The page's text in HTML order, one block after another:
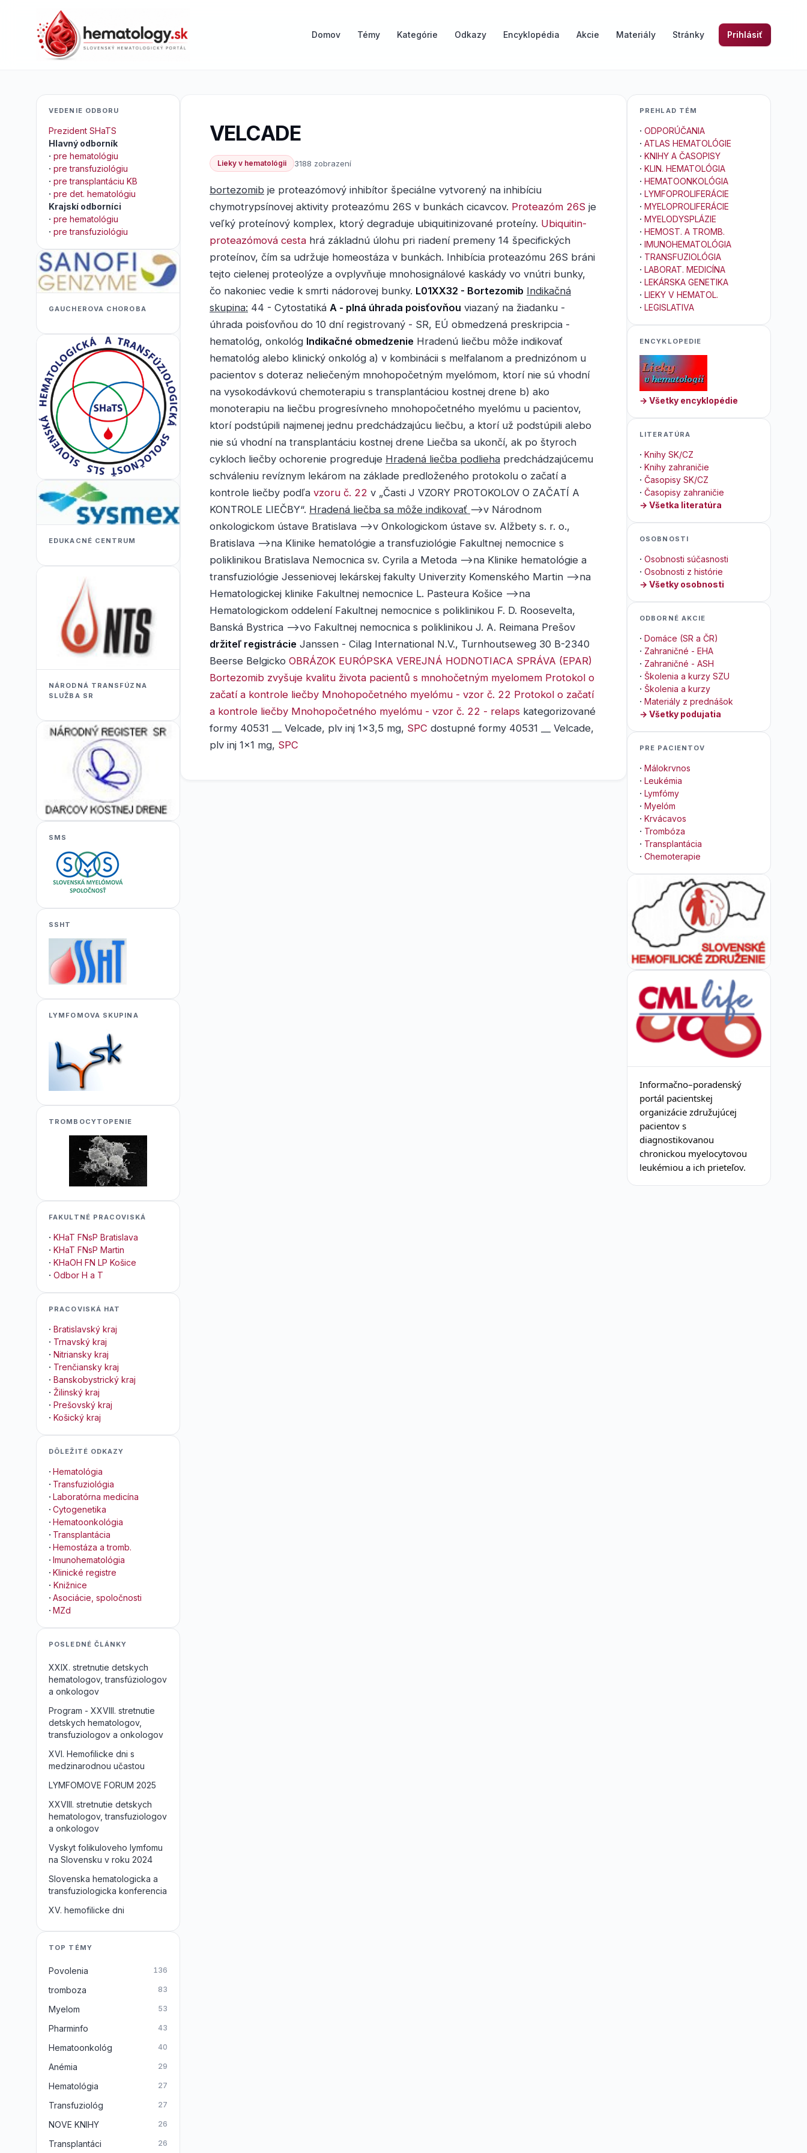
Domov Témy Kategórie Odkazy Encyklopédia Akcie Materiály Stránky Prihlásiť
VELCADE
Lieky v hematológii 3188 zobrazení
bortezomib je proteazómový inhibítor špeciálne vytvorený na inhibíciu
chymotrypsínovej aktivity proteazómu 26S v bunkách cicavcov. Proteazóm 26S je
veľký proteínový komplex, ktorý degraduje ubiquitinizované proteíny. Ubiquitin-
proteazómová cesta hrá základnú úlohu pri riadení premeny 14 špecifických
proteínov, čím sa udržuje homeostáza v bunkách. Inhibícia proteazómu 26S bráni
tejto cielenej proteolýze a ovplyvňuje mnohosignálové kaskády vo vnútri bunky,
čo nakoniec vedie k smrti nádorovej bunky. L01XX32 - Bortezomib Indikačná
skupina: 44 - Cytostatiká A - plná úhrada poisťovňou viazaný na žiadanku -
úhrada poisťovňou do 10 dní registrovaný - SR, EÚ obmedzená preskripcia -
hematológ, onkológ Indikačné obmedzenie Hradenú liečbu môže indikovať
hematológ alebo klinický onkológ a) v kombinácii s melfalanom a prednizónom u
pacientov s doteraz neliečeným mnohopočetným myelómom, ktorí nie sú vhodní
na vysokodávkovú chemoterapiu s transplantáciou kostnej drene b) ako
monoterapiu na liečbu progresívneho mnohopočetného myelómu u pacientov,
ktorí podstúpili najmenej jednu predchádzajúcu liečbu, a ktorí už podstúpili alebo
nie sú vhodní na transplantáciu kostnej drene Liečba sa ukončí, ak po štyroch
cykloch liečby ochorenie progreduje Hradená liečba podlieha predchádzajúcemu
schváleniu revíznym lekárom na základe predloženého protokolu o začatí a
kontrole liečby podľa vzoru č. 22 v „Časti J VZORY PROTOKOLOV O ZAČATÍ A
KONTROLE LIEČBY“. Hradená liečba sa môže indikovať -->v Národnom
onkologickom ústave Bratislava -->v Onkologickom ústave sv. Alžbety s. r. o.,
Bratislava -->na Klinike hematológie a transfuziológie Fakultnej nemocnice s
poliklinikou Bratislava Nemocnica sv. Cyrila a Metoda -->na Klinike hematológie a
transfuziológie Jesseniovej lekárskej fakulty Univerzity Komenského Martin -->na
Hematologickej klinike Fakultnej nemocnice L. Pasteura Košice -->na
Hematologickom oddelení Fakultnej nemocnice s poliklinikou F. D. Roosevelta,
Banská Bystrica -->vo Fakultnej nemocnica s poliklinikou J. A. Reimana Prešov
držiteľ registrácie Janssen - Cilag International N.V., Turnhoutseweg 30 B-2340
Beerse Belgicko OBRÁZOK EURÓPSKA VEREJNÁ HODNOTIACA SPRÁVA (EPAR)
Bortezomib zvyšuje kvalitu života pacientů s mnohočetným myelomem Protokol o
začatí a kontrole liečby Mnohopočetného myelómu - vzor č. 22 Protokol o začatí
a kontrole liečby Mnohopočetného myelómu - vzor č. 22 - relaps kategorizované
formy 40531 __ Velcade, plv inj 1x3,5 mg, SPC dostupné formy 40531 __ Velcade,
plv inj 1x1 mg, SPC
VEDENIE ODBORU
Prezident SHaTS
Hlavný odborník
· pre hematológiu
· pre transfuziológiu
· pre transplantáciu KB
· pre det. hematológiu
Krajskí odborníci
· pre hematológiu
· pre transfuziológiu
GAUCHEROVA CHOROBA
EDUKACNÉ CENTRUM
NÁRODNÁ TRANSFÚZNA
SLUŽBA SR
SMS
SSHT
LYMFOMOVA SKUPINA
TROMBOCYTOPENIE
FAKULTNÉ PRACOVISKÁ
· KHaT FNsP Bratislava
· KHaT FNsP Martin
· KHaOH FN LP Košice
· Odbor H a T
PRACOVISKÁ HAT
· Bratislavský kraj
· Trnavský kraj
· Nitriansky kraj
· Trenčiansky kraj
· Banskobystrický kraj
· Žilinský kraj
· Prešovský kraj
· Košický kraj
DÔLEŽITÉ ODKAZY
· Hematológia
· Transfuziológia
· Laboratórna medicína
· Cytogenetika
· Hematoonkológia
· Transplantácia
· Hemostáza a tromb.
· Imunohematológia
· Klinické registre
· Knižnice
· Asociácie, spoločnosti
· MZd
POSLEDNÉ ČLÁNKY
XXIX. stretnutie detskych
hematologov, transfúziologov
a onkologov
Program - XXVIII. stretnutie
detskych hematologov,
transfuziologov a onkologov
XVI. Hemofilicke dni s
medzinarodnou učastou
LYMFOMOVE FORUM 2025
XXVIII. stretnutie detskych
hematologov, transfuziologov
a onkologov
Vyskyt folikuloveho lymfomu
na Slovensku v roku 2024
Slovenska hematologicka a
transfuziologicka konferencia
XV. hemofilicke dni
TOP TÉMY
Povolenia 136
tromboza 83
Myelom 53
Pharminfo 43
Hematoonkológ 40
Anémia 29
Hematológia 27
Transfuziológ 27
NOVE KNIHY 26
Transplantáci 26
PREHLAD TÉM
· ODPORÚČANIA
· ATLAS HEMATOLÓGIE
· KNIHY A ČASOPISY
· KLIN. HEMATOLÓGIA
· HEMATOONKOLÓGIA
· LYMFOPROLIFERÁCIE
· MYELOPROLIFERÁCIE
· MYELODYSPLÁZIE
· HEMOST. A TROMB.
· IMUNOHEMATOLÓGIA
· TRANSFUZIOLÓGIA
· LABORAT. MEDICÍNA
· LEKÁRSKA GENETIKA
· LIEKY V HEMATOL.
· LEGISLATIVA
ENCYKLOPEDIE
→ Všetky encyklopédie
LITERATÚRA
· Knihy SK/CZ
· Knihy zahraničie
· Časopisy SK/CZ
· Časopisy zahraničie
→ Všetka literatúra
OSOBNOSTI
· Osobnosti súčasnosti
· Osobnosti z histórie
→ Všetky osobnosti
ODBORNÉ AKCIE
· Domáce (SR a ČR)
· Zahraničné - EHA
· Zahraničné - ASH
· Školenia a kurzy SZU
· Školenia a kurzy
· Materiály z prednášok
→ Všetky podujatia
PRE PACIENTOV
· Málokrvnos
· Leukémia
· Lymfómy
· Myelóm
· Krvácavos
· Trombóza
· Transplantácia
· Chemoterapie
Informačno–poradenský
portál pacientskej
organizácie združujúcej
pacientov s
diagnostikovanou
chronickou myelocytovou
leukémiou a ich prieteľov.